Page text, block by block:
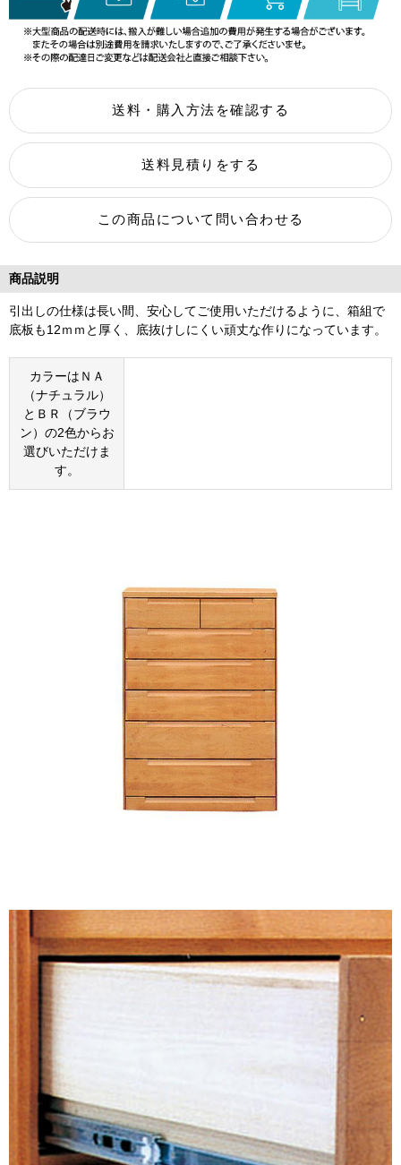
商品説明
引出しの仕様は長い間、安心してご使用いただけるように、箱組で
底板も12ｍｍと厚く、底抜けしにくい頑丈な作りになっています。
カラーはＮＡ
（ナチュラル）
とＢＲ（ブラウ
ン）の2色からお
選びいただけま
す。